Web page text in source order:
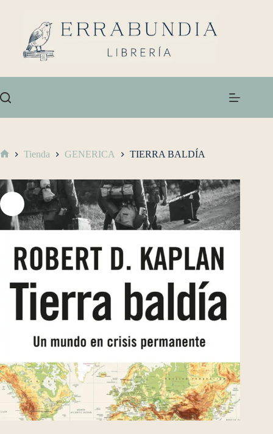
Tienda GENERICA TIERRA BALDÍA